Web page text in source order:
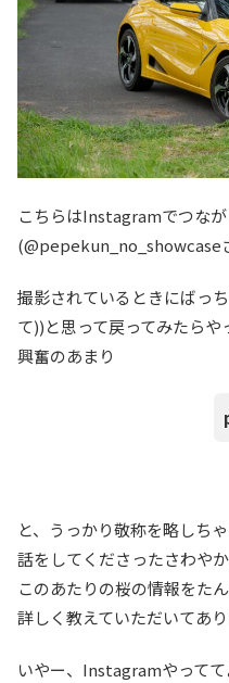
こちらはInstagramでつな
(@pepekun_no_showcase
撮影されているときにばっ
て))と思って戻ってみたらや
興奮のあまり
と、うっかり敬称を略しち
話をしてくださったさわやか
このあたりの桜の情報をた
詳しく教えていただいてあ
いやー、Instagramやってて